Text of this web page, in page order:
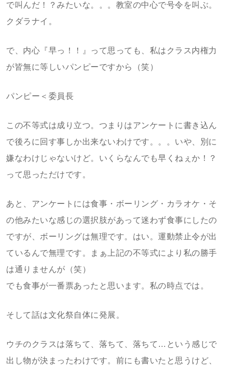
で叫んだ！？みたいな。。。教室の中心で号令を叫ぶ。
クダラナイ。
で、内心『早っ！！』って思っても、私はクラス内権力
が皆無に等しいパンピーですから（笑）
パンピー＜委員長
この不等式は成り立つ。つまりはアンケートに書き込ん
で後ろに回す事しか出来ないわけです。。。いや、別に
嫌なわけじゃないけど。いくらなんでも早くねぇか！？
って思っただけです。
あと、アンケートには食事・ボーリング・カラオケ・そ
の他みたいな感じの選択肢があって迷わず食事にしたの
ですが、ボーリングは無理です。はい。運動禁止令が出
ているんで無理です。まぁ上記の不等式により私の勝手
は通りませんが（笑）
でも食事が一番票あったと思います。私の時点では。
そして話は文化祭自体に発展。
ウチのクラスは落ちて、落ちて、落ちて…という感じで
出し物が決まったわけです。前にも書いたと思うけど、